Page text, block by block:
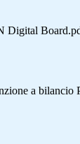
Digital
a bilancio